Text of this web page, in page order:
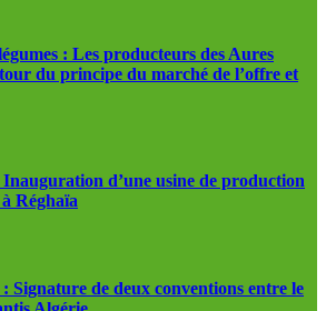
: Les producteurs des Aures
du principe du marché de l’offre et
d’une usine de production
Réghaïa
Signature de deux conventions entre le